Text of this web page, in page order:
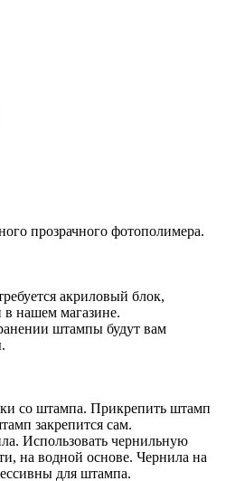
прозрачного фотополимера.
акриловый блок,
нашем магазине.
штампы будут вам
со штампа. Прикрепить штамп
закрепится сам.
Использовать чернильную
на водной основе. Чернила на
для штампа.